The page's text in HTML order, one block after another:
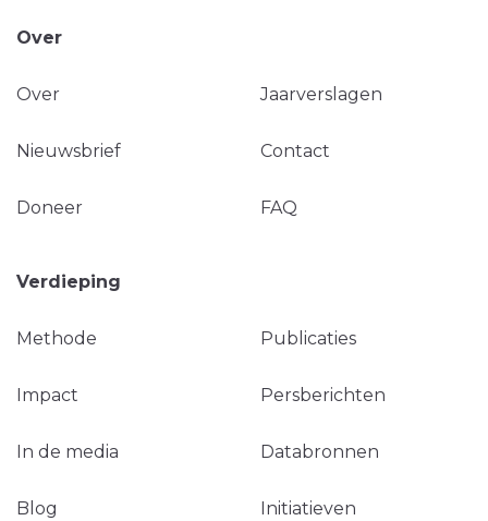
Over
Over Jaarverslagen
Nieuwsbrief Contact
Doneer FAQ
Verdieping
Methode Publicaties
Impact Persberichten
In de media Databronnen
Blog Initiatieven